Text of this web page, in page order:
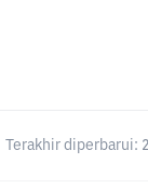
Terakhir diperbarui: